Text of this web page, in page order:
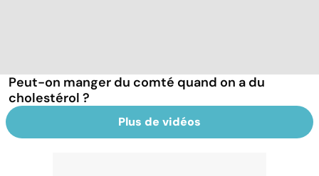
Peut-on manger du comté quand on a du
cholestérol ?
Plus de vidéos